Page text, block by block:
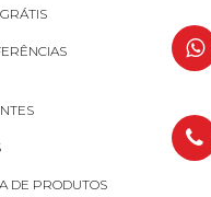
DE PRODUTOS